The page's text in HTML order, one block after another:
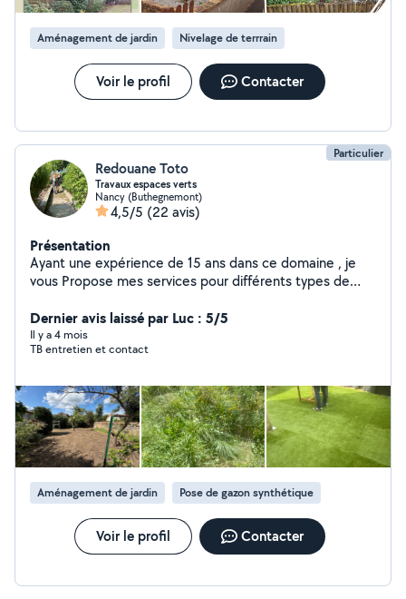
Aménagement de jardin Nivelage de terrrain
Voir le profil Contacter
Particulier
Redouane Toto
Travaux espaces verts
Nancy (Buthegnemont)
4,5/5 (22 avis)
Présentation
Ayant une expérience de 15 ans dans ce domaine , je
vous Propose mes services pour différents types de
Dernier avis laissé par Luc : 5/5
Il y a 4 mois
TB entretien et contact
Aménagement de jardin Pose de gazon synthétique
Voir le profil Contacter